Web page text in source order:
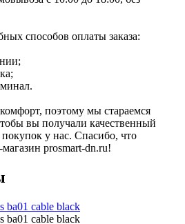
способов оплаты заказа:
поэтому мы стараемся
вы получали качественный
у нас. Спасибо, что
prosmart-dn.ru!